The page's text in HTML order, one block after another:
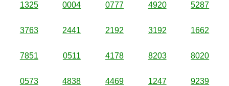
1325 0004 0777 4920 5287
3763 2441 2192 3192 1662
7851 0511 4178 8203 8020
0573 4838 4469 1247 9239